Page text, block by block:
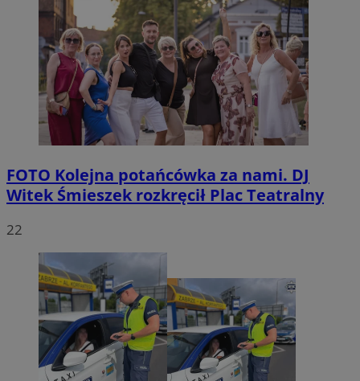
FOTO Kolejna potańcówka za nami. DJ
Witek Śmieszek rozkręcił Plac Teatralny
22